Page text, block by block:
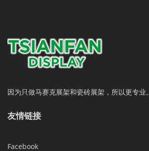
因为只做马赛克展架和瓷砖展架，所以更专业。
友情链接
Facebook